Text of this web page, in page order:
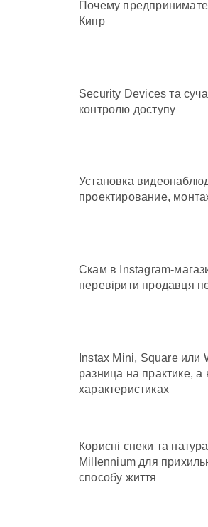
Почему
Кипр
Security Devices та
контролю доступу
Установка
проектирование,
Скам в Instagram-
перевірити продавця
Instax Mini, Square или
разница на практике, а
характеристиках
Корисні снеки та
Millennium для
способу життя